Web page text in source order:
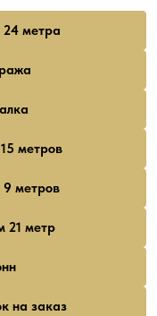
24 метра
метров
9 метров
21 метр
на заказ